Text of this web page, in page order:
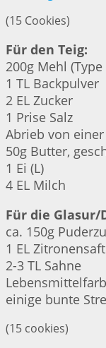
(15 Cookies)
Für den Teig:
200g Mehl (Type
1 TL Backpulver
2 EL Zucker
1 Prise Salz
Abrieb von
50g Butter,
1 Ei (L)
4 EL Milch
Für die
ca. 150g
1 EL Zitronensaft
2-3 TL Sahne
einige bunte
(15 cookies)